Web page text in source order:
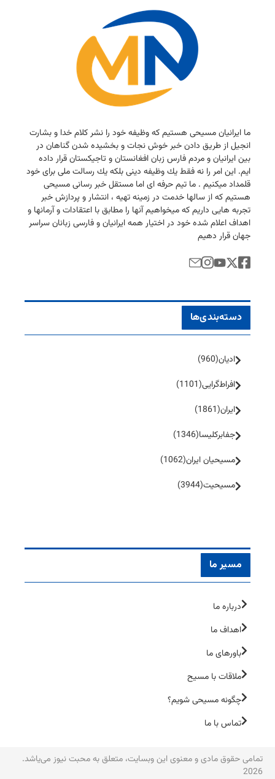
ما ایرانیان مسیحی هستیم كه وظیفه خود را نشر كلام خدا و بشارت
انجیل از طریق دادن خبر خوش نجات و بخشیده شدن گناهان در
بین ایرانیان و مردم فارس زبان افغانستان و تاجیكستان قرار داده
ایم. این امر را نه فقط یك وظیفه دینی بلكه یك رسالت ملی برای خود
قلمداد میكنیم . ما تیم حرفه ای اما مستقل خبر رسانی مسیحی
هستیم كه از سالها خدمت در زمینه تهیه ، انتشار و پردازش خبر
تجربه هایی داریم كه میخواهیم آنها را مطابق با اعتقادات و آرمانها و
اهداف اعلام شده خود در اختیار همه ایرانیان و فارسی زبانان سراسر
جهان قرار دهیم
دسته‌بندی‌ها
ادیان(960)
افراط‌گرایی(1101)
ایران(1861)
جفا‌بر‌کلیسا(1346)
مسیحیان ایران(1062)
مسیحیت(3944)
مسیر ما
درباره ما
اهداف ما
باورهای ما
ملاقات با مسیح
چگونه مسیحی شویم؟
تماس با ما
تمامی حقوق مادی و معنوی این وبسایت، متعلق به محبت نیوز می‌یاشد.
2026